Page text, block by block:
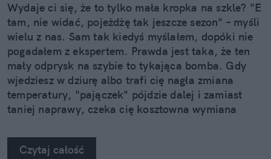
Wydaje ci się, że to tylko mała kropka na szkle? "E
tam, nie widać, pojeżdżę tak jeszcze sezon" – myśli
wielu z nas. Sam tak kiedyś myślałem, dopóki nie
pogadałem z ekspertem. Prawda jest taka, że ten
mały odprysk na szybie to tykająca bomba. Gdy
wjedziesz w dziurę albo trafi cię nagła zmiana
temperatury, "pajączek" pójdzie dalej i zamiast
taniej naprawy, czeka cię kosztowna wymiana
na własne oczy zobaczyć, jak profesjonaliści radzą
sobie z takimi uszkodzeniami.
Czytaj całość